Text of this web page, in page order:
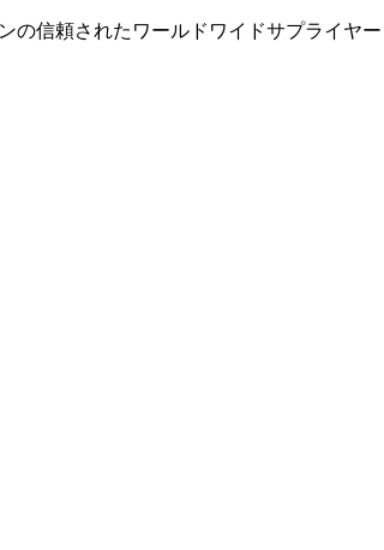
の信頼されたワールドワイドサプライヤー